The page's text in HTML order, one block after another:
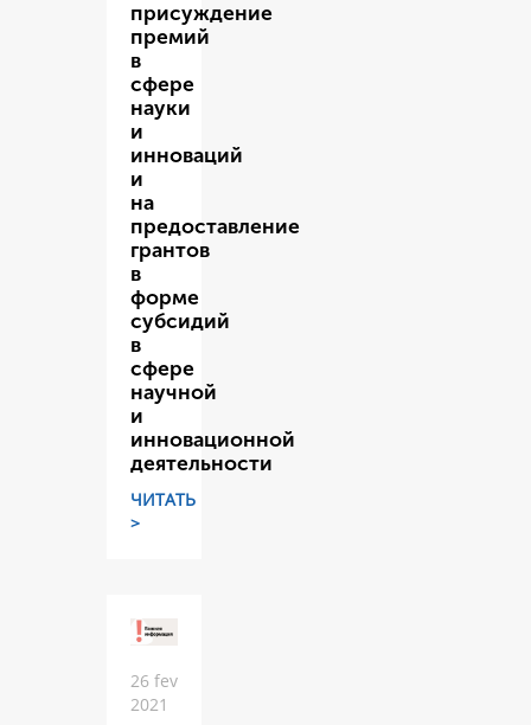
присуждение
премий
в
сфере
науки
и
инноваций
и
на
предоставление
грантов
в
форме
субсидий
в
сфере
научной
и
инновационной
деятельности
ЧИТАТЬ
>
26 fev
2021